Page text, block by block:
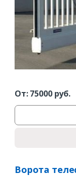
Ваше имя*
Ваш
От:75000руб.
Ворота